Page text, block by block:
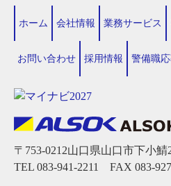
ホーム 会社情報 業務サービス
お問い合わせ 採用情報 警備職
〒753-0212山口県山口市下小鯖
TEL 083-941-2211 FAX 083-